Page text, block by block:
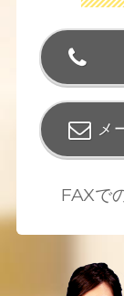
メ
FAXで